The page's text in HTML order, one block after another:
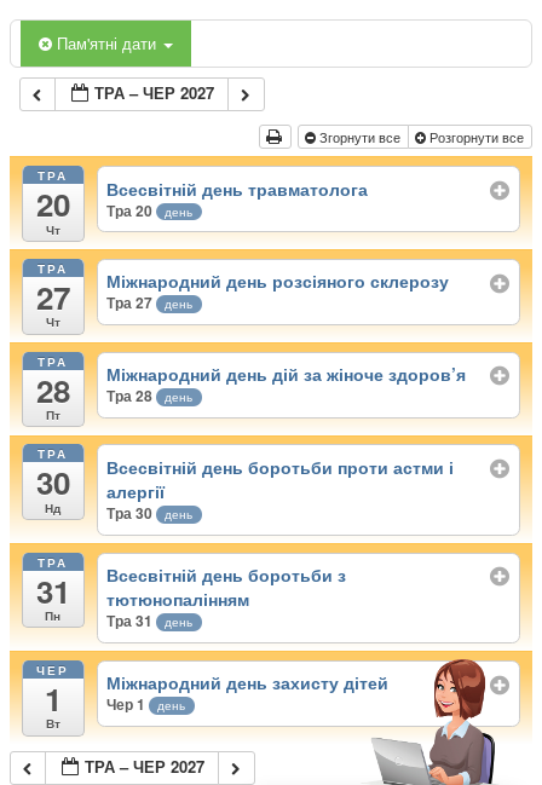
Пам'ятні дати
ТРА – ЧЕР 2027
Згорнути все Розгорнути все
ТРА
20
Чт
Всесвітній день травматолога
Тра 20 день
ТРА
27
Чт
Міжнародний день розсіяного склерозу
Тра 27 день
ТРА
28
Пт
Міжнародний день дій за жіноче здоров’я
Тра 28 день
ТРА
30
Нд
Всесвітній день боротьби проти астми і
алергії
Тра 30 день
ТРА
31
Пн
Всесвітній день боротьби з
тютюнопалінням
Тра 31 день
ЧЕР
1
Вт
Міжнародний день захисту дітей
Чер 1 день
ТРА – ЧЕР 2027